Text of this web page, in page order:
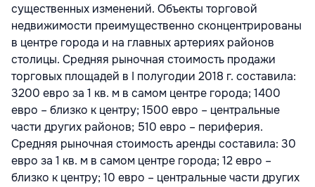
существенных изменений. Объекты торговой
недвижимости преимущественно сконцентрированы
в центре города и на главных артериях районов
столицы. Средняя рыночная стоимость продажи
торговых площадей в I полугодии 2018 г. составила:
3200 евро за 1 кв. м в самом центре города; 1400
евро – близко к центру; 1500 евро – центральные
части других районов; 510 евро – периферия.
Средняя рыночная стоимость аренды составила: 30
евро за 1 кв. м в самом центре города; 12 евро –
близко к центру; 10 евро – центральные части других